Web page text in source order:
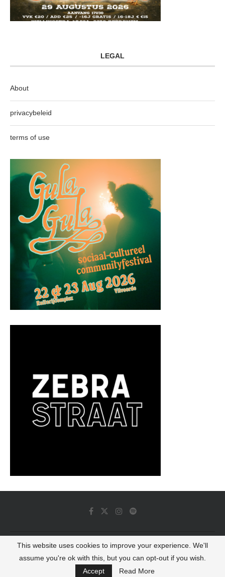
LEGAL
About
privacybeleid
terms of use
© 2022 - Luminous Dash All Rights Reserved
BACK TO TOP
This website uses cookies to improve your experience. We'll
assume you're ok with this, but you can opt-out if you wish.
Accept
Read More